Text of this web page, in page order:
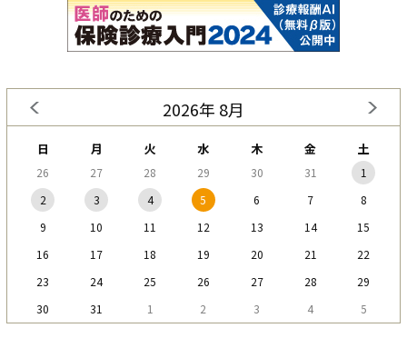
2026年 8月
日 月 火 水 木 金 土
26 27 28 29 30 31
1
2
3 4 5 6 7
8
9
10 11 12 13 14
15
16
17 18 19 20 21
22
23
24 25 26 27 28
29
30
31 1 2 3 4 5